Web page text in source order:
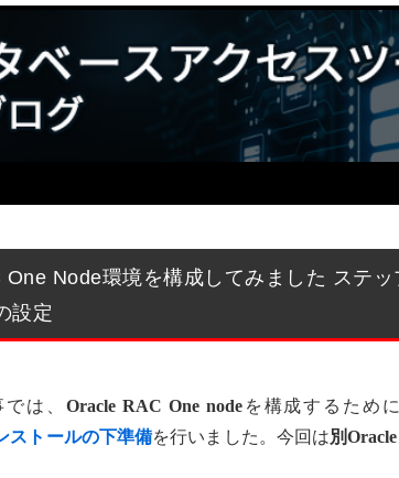
One Node環境を構成してみました ステ
設定
は、 Oracle RAC One nodeを構成するため
ストールの下準備を行いました。今回は別